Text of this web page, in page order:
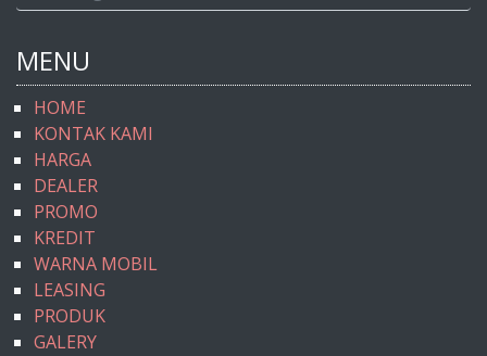
MENU
HOME
KONTAK KAMI
HARGA
DEALER
PROMO
KREDIT
WARNA MOBIL
LEASING
PRODUK
GALERY